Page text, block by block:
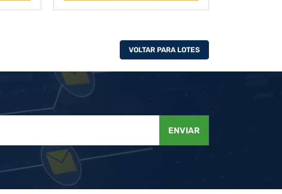
VOLTAR PARA LOTES
ENVIAR